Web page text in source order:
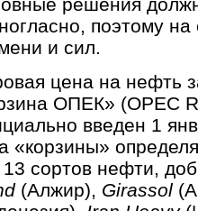
решения
поэтому
и сил.
цена на нефть
ОПЕК» (OPEC
введен 1
«корзины»
13 сортов нефти,
(Алжир), Girassol